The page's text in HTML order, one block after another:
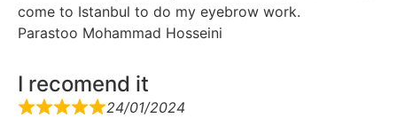
come to Istanbul to do my eyebrow work.
Parastoo Mohammad Hosseini
I recomend it
24/01/2024